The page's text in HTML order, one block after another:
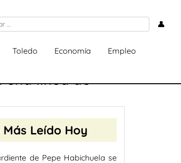
👤
Toledo Economía Empleo
una línea de
Más Leído Hoy
de Pepe Habichuela se